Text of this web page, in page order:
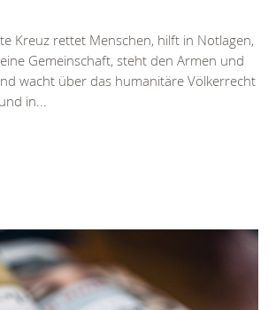
Kreuz rettet Menschen, hilft in Notlagen,
Gemeinschaft, steht den Armen und
wacht über das humanitäre Völkerrecht
in...